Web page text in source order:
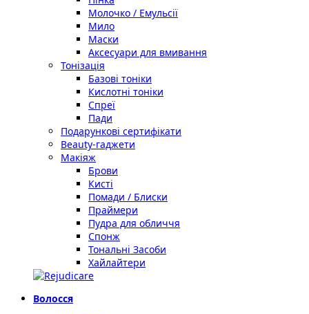
Молочко / Емульсії
Мило
Маски
Аксесуари для вмивання
Тонізація
Базові тоніки
Кислотні тоніки
Спреї
Пади
Подарункові сертифікати
Beauty-гаджети
Макіяж
Брови
Кисті
Помади / Блиски
Праймери
Пудра для обличчя
Спонж
Тональні Засоби
Хайлайтери
Волосся